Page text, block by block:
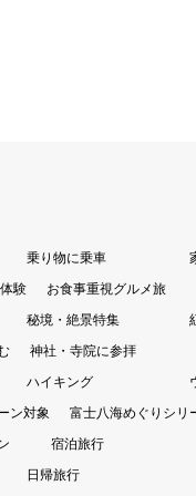
乗り物に乗車
験
お食事重視グルメ旅
秘境・絶景特集
神社・寺院に参拝
ハイキング
ン対象
富士八海めぐりシリ
宿泊旅行
日帰旅行